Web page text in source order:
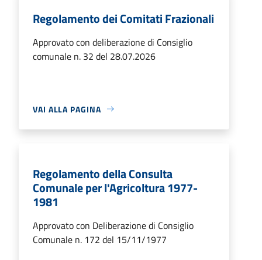
Regolamento dei Comitati Frazionali
Approvato con deliberazione di Consiglio
comunale n. 32 del 28.07.2026
VAI ALLA PAGINA
Regolamento della Consulta
Comunale per l'Agricoltura 1977-
1981
Approvato con Deliberazione di Consiglio
Comunale n. 172 del 15/11/1977